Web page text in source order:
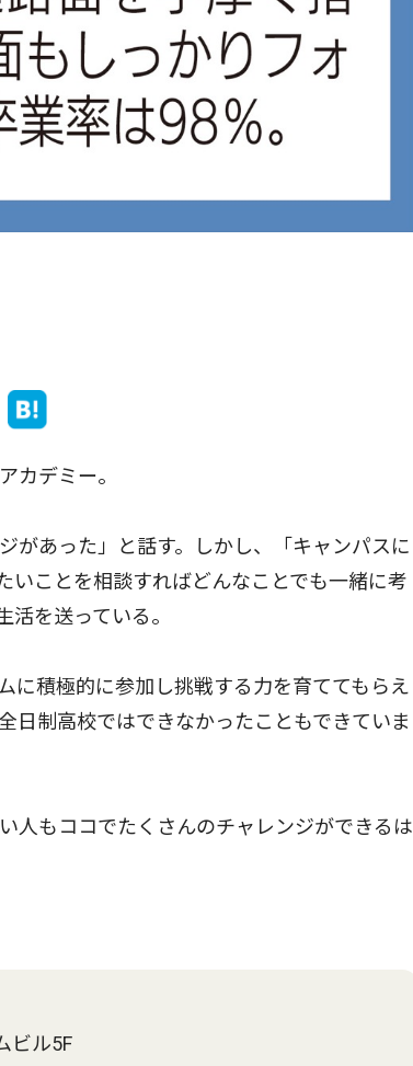
カデミー。
あった」と話す。しかし、「キャンパスに
いことを相談すればどんなことでも一緒に考
を送っている。
積極的に参加し挑戦する力を育ててもらえ
日制高校ではできなかったこともできていま
人もココでたくさんのチャレンジができるは
ビル5F